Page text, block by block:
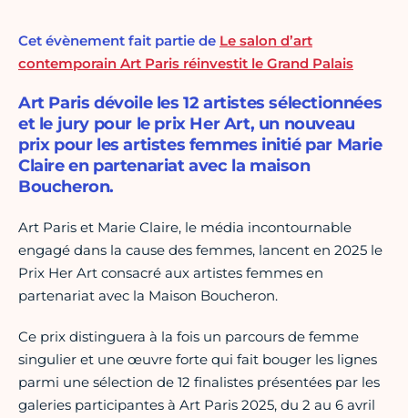
Cet évènement fait partie de Le salon d’art
contemporain Art Paris réinvestit le Grand Palais
Art Paris dévoile les 12 artistes sélectionnées
et le jury pour le prix Her Art, un nouveau
prix pour les artistes femmes initié par Marie
Claire en partenariat avec la maison
Boucheron.
Art Paris et Marie Claire, le média incontournable
engagé dans la cause des femmes, lancent en 2025 le
Prix Her Art consacré aux artistes femmes en
partenariat avec la Maison Boucheron.
Ce prix distinguera à la fois un parcours de femme
singulier et une œuvre forte qui fait bouger les lignes
parmi une sélection de 12 finalistes présentées par les
galeries participantes à Art Paris 2025, du 2 au 6 avril